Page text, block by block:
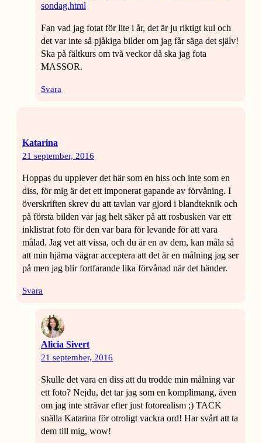
sondag.html
Fan vad jag fotat för lite i år, det är ju riktigt kul och
det var inte så pjåkiga bilder om jag får säga det själv!
Ska på fältkurs om två veckor då ska jag fota
MASSOR.
Svara
Katarina
21 september, 2016
Hoppas du upplever det här som en hiss och inte som en
diss, för mig är det ett imponerat gapande av förvåning. I
överskriften skrev du att tavlan var gjord i blandteknik och
på första bilden var jag helt säker på att rosbusken var ett
inklistrat foto för den var bara för levande för att vara
målad. Jag vet att vissa, och du är en av dem, kan måla så
att min hjärna vägrar acceptera att det är en målning jag ser
på men jag blir fortfarande lika förvånad när det händer.
Svara
Alicia Sivert
21 september, 2016
Skulle det vara en diss att du trodde min målning var
ett foto? Nejdu, det tar jag som en komplimang, även
om jag inte strävar efter just fotorealism ;) TACK
snälla Katarina för otroligt vackra ord! Har svårt att ta
dem till mig, wow!